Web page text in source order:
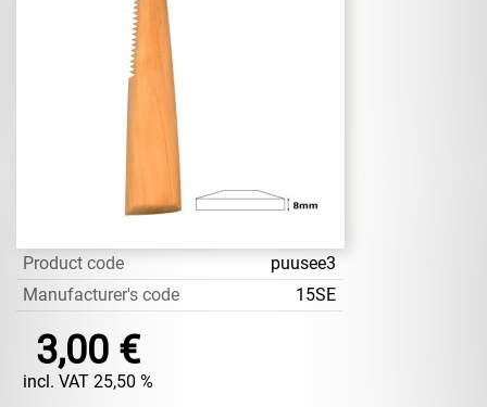
Product code
puusee3
Manufacturer's code
15SE
3,00 €
incl. VAT 25,50 %